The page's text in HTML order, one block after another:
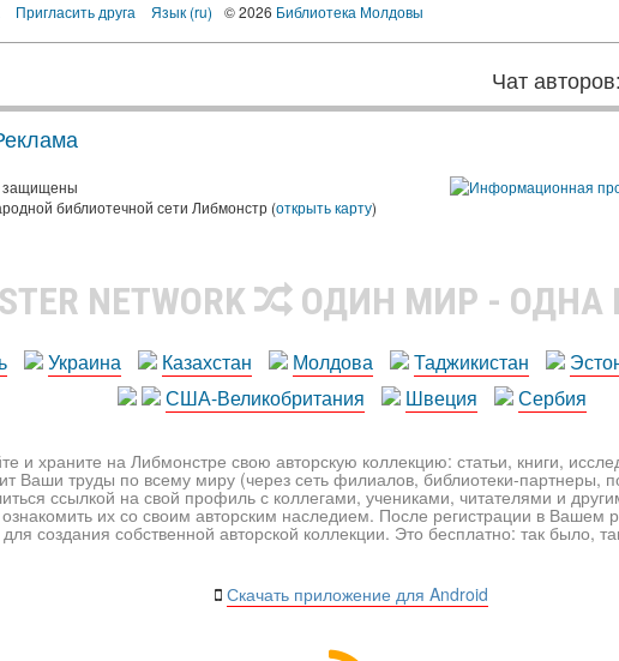
Пригласить друга Язык (ru) © 2026 Библиотека Молдовы
Чат авторов:
защищены
библиотечной сети Либмонстр (открыть карту)
NETWORK ОДИН МИР - ОДНА
Украина Казахстан Молдова Таджикистан
США-Великобритания
Швеция Сербия
и храните на Либмонстре свою авторскую коллекцию: статьи, книги,
Ваши труды по всему миру (через сеть филиалов, библиотеки-партнеры,
ссылкой на свой профиль с коллегами, учениками, читателями и
их со своим авторским наследием. После регистрации в Вашем
создания собственной авторской коллекции. Это бесплатно: так было,
Скачать приложение для Android